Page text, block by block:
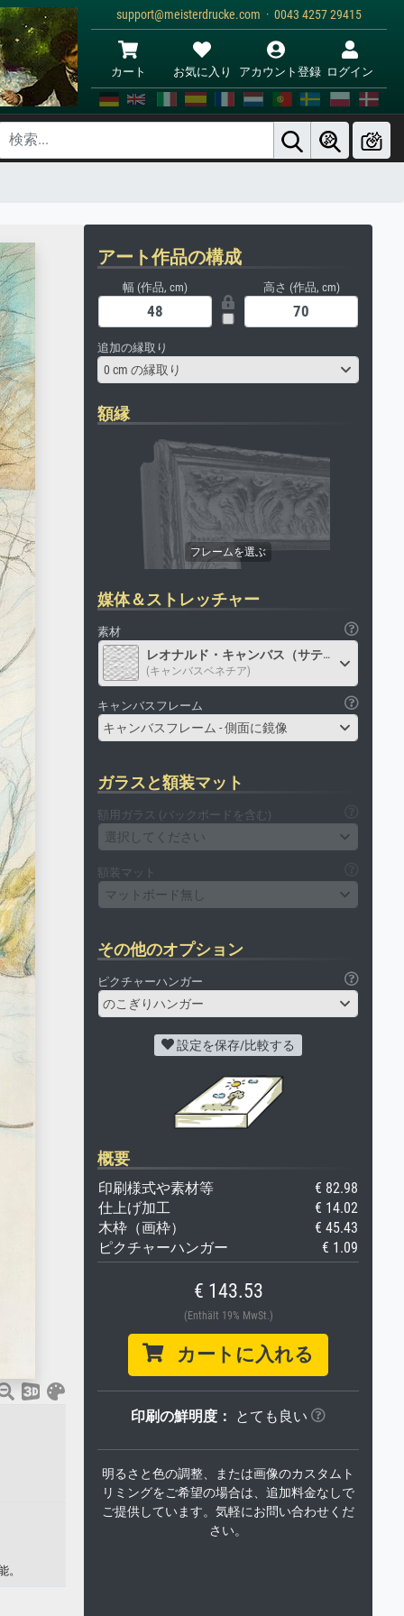
support@meisterdrucke.com · 0043 4257 29415
カート お気に入り アカウント登録 ログイン
。
アート作品の構成
幅 (作品, cm) 高さ (作品, cm)
追加の縁取り
0 cm の縁取り
額縁
媒体＆ストレッチャー
素材
レオナルド・キャンバス（サテン）
(キャンバスベネチア)
キャンバスフレーム
キャンバスフレーム - 側面に鏡像
ガラスと額装マット
額用ガラス (バックボードを含む)
選択してください
額装マット
マットボード無し
その他のオプション
ピクチャーハンガー
のこぎりハンガー
設定を保存/比較する
概要
印刷様式や素材等
€ 82.98
仕上げ加工
€ 14.02
木枠（画枠）
€ 45.43
ピクチャーハンガー
€ 1.09
€ 143.53
(Enthält 19% MwSt.)
カートに入れる
印刷の鮮明度： とても良い
明るさと色の調整、または画像のカスタムト
リミングをご希望の場合は、追加料金なしで
ご提供しています。気軽にお問い合わせくだ
さい。